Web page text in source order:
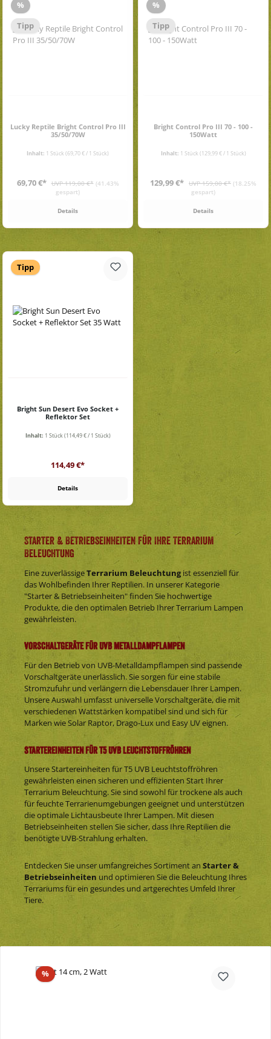
%Rabatt
Tipp
Lucky Reptile Bright Control Pro III
35/50/70W
Inhalt: 1 Stück (69,70 € / 1 Stück)
Verkaufspreis:
69,70 €* Regulärer Preis:
UVP 119,00 €* (41.43%
gespart)
Details
%Rabatt
Tipp
Bright Control Pro III 70 - 100 -
150Watt
Inhalt: 1 Stück (129,99 € / 1 Stück)
Verkaufspreis:
129,99 €* Regulärer Preis:
UVP 159,00 €* (18.25%
gespart)
Details
Tipp
Bright Sun Desert Evo Socket +
Reflektor Set
Inhalt: 1 Stück(114,49 € / 1 Stück)
Regulärer Preis:
114,49 €*
Details
Starter & Betriebseinheiten für Ihre Terrarium
Beleuchtung
Eine zuverlässigeTerrarium Beleuchtungist essenziell für
das Wohlbefinden Ihrer Reptilien. In unserer Kategorie
"Starter & Betriebseinheiten" finden Sie hochwertige
Produkte, die den optimalen Betrieb Ihrer Terrarium Lampen
gewährleisten.
Vorschaltgeräte für UVB Metalldampflampen
Für den Betrieb von UVB-Metalldampflampen sind passende
Vorschaltgeräte unerlässlich. Sie sorgen für eine stabile
Stromzufuhr und verlängern die Lebensdauer Ihrer Lampen.
Unsere Auswahl umfasst universelle Vorschaltgeräte, die mit
verschiedenen Wattstärken kompatibel sind und sich für
Marken wie Solar Raptor, Drago-Lux und Easy UV eignen.
Startereinheiten für T5 UVB Leuchtstoffröhren
Unsere Startereinheiten für T5 UVB Leuchtstoffröhren
gewährleisten einen sicheren und effizienten Start Ihrer
Terrarium Beleuchtung. Sie sind sowohl für trockene als auch
für feuchte Terrarienumgebungen geeignet und unterstützen
die optimale Lichtausbeute Ihrer Lampen. Mit diesen
Betriebseinheiten stellen Sie sicher, dass Ihre Reptilien die
benötigte UVB-Strahlung erhalten.
Entdecken Sie unser umfangreiches Sortiment an Starter &
Betriebseinheiten und optimieren Sie die Beleuchtung Ihres
Terrariums für ein gesundes und artgerechtes Umfeld Ihrer
Tiere.
Produktgalerie überspringen
%Rabatt